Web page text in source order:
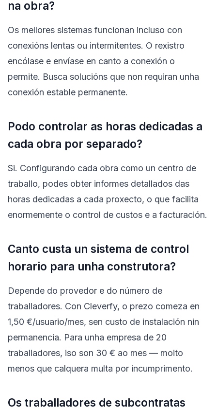
na obra?
Os mellores sistemas funcionan incluso con
conexións lentas ou intermitentes. O rexistro
encólase e envíase en canto a conexión o
permite. Busca solucións que non requiran unha
conexión estable permanente.
Podo controlar as horas dedicadas a
cada obra por separado?
Si. Configurando cada obra como un centro de
traballo, podes obter informes detallados das
horas dedicadas a cada proxecto, o que facilita
enormemente o control de custos e a facturación.
Canto custa un sistema de control
horario para unha construtora?
Depende do provedor e do número de
traballadores. Con Cleverfy, o prezo comeza en
1,50 €/usuario/mes, sen custo de instalación nin
permanencia. Para unha empresa de 20
traballadores, iso son 30 € ao mes — moito
menos que calquera multa por incumprimento.
Os traballadores de subcontratas